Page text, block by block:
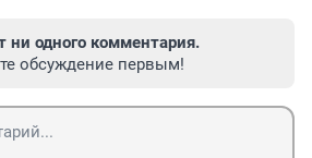
ни одного комментария.
обсуждение первым!